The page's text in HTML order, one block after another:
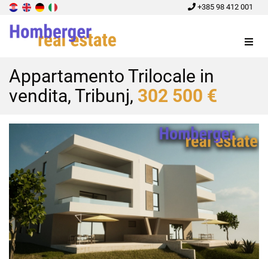
+385 98 412 001
Menu
Appartamento Trilocale in
vendita, Tribunj, 302 500 €